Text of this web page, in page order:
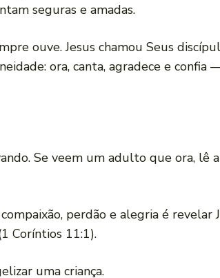
seguras e amadas.
ouve. Jesus chamou Seus
ora, canta, agradece e confia
Se veem um adulto que ora, lê
perdão e alegria é revelar
Coríntios 11:1).
uma criança.